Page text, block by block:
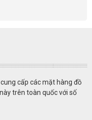
cung cấp các mặt hàng đồ
trên toàn quốc với số